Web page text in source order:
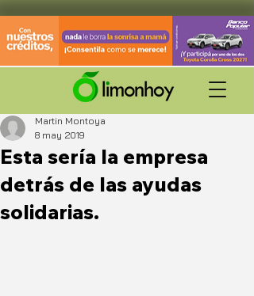
Esta sería la empresa
detrás de las ayudas
solidarias.
Martin Montoya
8 may 2019